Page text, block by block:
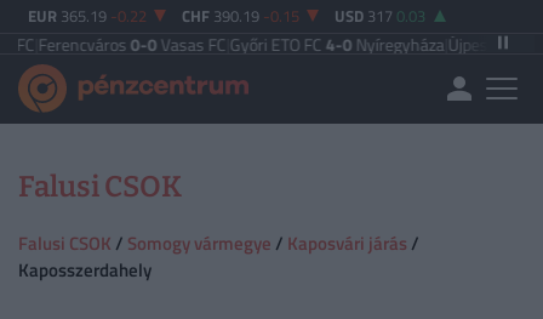
EUR 365.19 -0.22 CHF 390.19 -0.15 USD 317 0.03
0-0Vasas FC|Győri ETO FC4-0Nyíregyháza|Újpest FC 4-2
Falusi CSOK
Falusi CSOK / Somogy vármegye / Kaposvári járás /
Kaposszerdahely